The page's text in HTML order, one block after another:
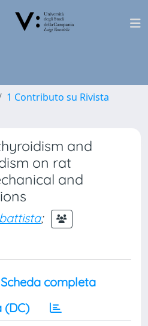
1 Contributo su Rivista
and
on rat
and
;
Scheda completa
(DC)